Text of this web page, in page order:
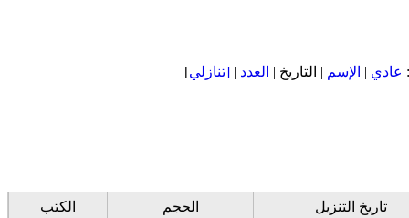
عادي | الإسم | التاريخ | العدد | [تنازلي]
تاريخ التنزيل الحجم الكتب